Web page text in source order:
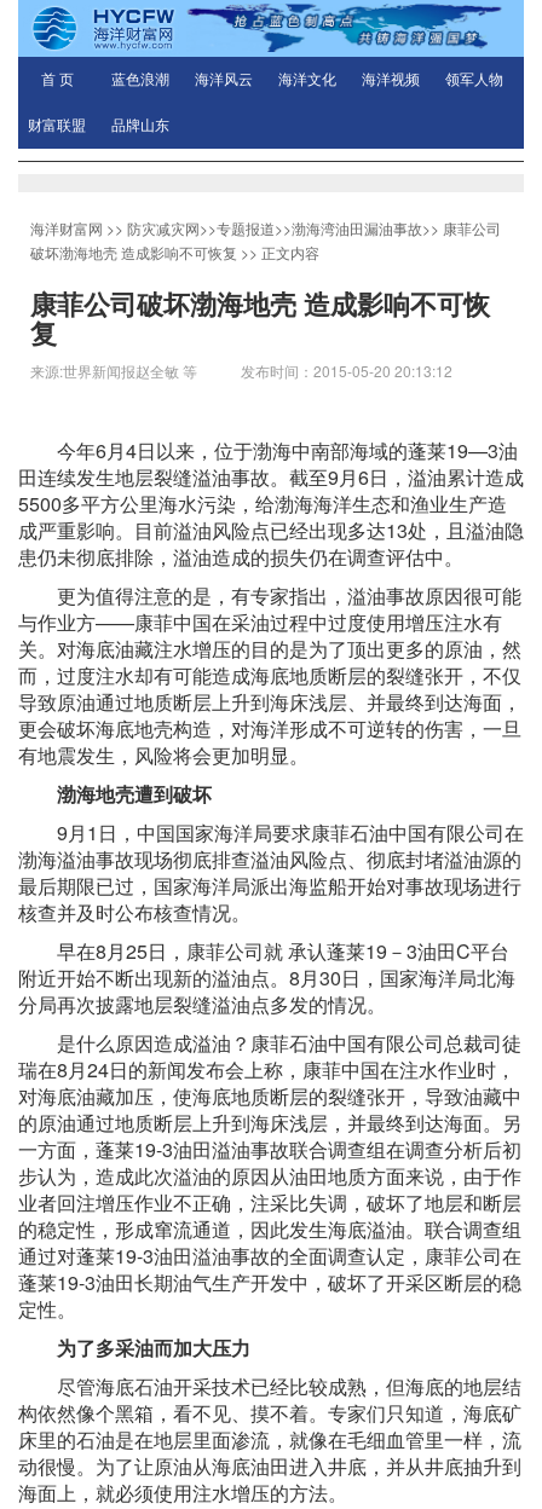
首 页 蓝色浪潮 海洋风云 海洋文化 海洋视频 领军人物
财富联盟 品牌山东
海洋财富网 >> 防灾减灾网>>专题报道>>渤海湾油田漏油事故>> 康菲公司
破坏渤海地壳 造成影响不可恢复 >> 正文内容
康菲公司破坏渤海地壳 造成影响不可恢
复
来源:世界新闻报赵全敏 等 发布时间：2015-05-20 20:13:12
今年6月4日以来，位于渤海中南部海域的蓬莱19—3油
田连续发生地层裂缝溢油事故。截至9月6日，溢油累计造成
5500多平方公里海水污染，给渤海海洋生态和渔业生产造
成严重影响。目前溢油风险点已经出现多达13处，且溢油隐
患仍未彻底排除，溢油造成的损失仍在调查评估中。
更为值得注意的是，有专家指出，溢油事故原因很可能
与作业方——康菲中国在采油过程中过度使用增压注水有
关。对海底油藏注水增压的目的是为了顶出更多的原油，然
而，过度注水却有可能造成海底地质断层的裂缝张开，不仅
导致原油通过地质断层上升到海床浅层、并最终到达海面，
更会破坏海底地壳构造，对海洋形成不可逆转的伤害，一旦
有地震发生，风险将会更加明显。
渤海地壳遭到破坏
9月1日，中国国家海洋局要求康菲石油中国有限公司在
渤海溢油事故现场彻底排查溢油风险点、彻底封堵溢油源的
最后期限已过，国家海洋局派出海监船开始对事故现场进行
核查并及时公布核查情况。
早在8月25日，康菲公司就 承认蓬莱19－3油田C平台
附近开始不断出现新的溢油点。8月30日，国家海洋局北海
分局再次披露地层裂缝溢油点多发的情况。
是什么原因造成溢油？康菲石油中国有限公司总裁司徒
瑞在8月24日的新闻发布会上称，康菲中国在注水作业时，
对海底油藏加压，使海底地质断层的裂缝张开，导致油藏中
的原油通过地质断层上升到海床浅层，并最终到达海面。另
一方面，蓬莱19-3油田溢油事故联合调查组在调查分析后初
步认为，造成此次溢油的原因从油田地质方面来说，由于作
业者回注增压作业不正确，注采比失调，破坏了地层和断层
的稳定性，形成窜流通道，因此发生海底溢油。联合调查组
通过对蓬莱19-3油田溢油事故的全面调查认定，康菲公司在
蓬莱19-3油田长期油气生产开发中，破坏了开采区断层的稳
定性。
为了多采油而加大压力
尽管海底石油开采技术已经比较成熟，但海底的地层结
构依然像个黑箱，看不见、摸不着。专家们只知道，海底矿
床里的石油是在地层里面渗流，就像在毛细血管里一样，流
动很慢。为了让原油从海底油田进入井底，并从井底抽升到
海面上，就必须使用注水增压的方法。